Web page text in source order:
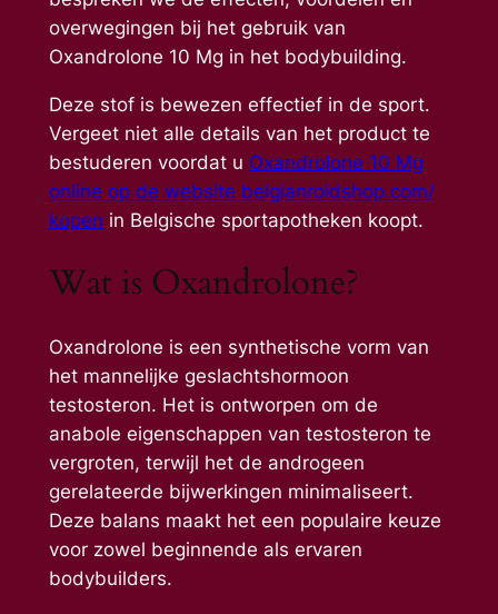
overwegingen bij het gebruik van
Oxandrolone 10 Mg in het bodybuilding.
Deze stof is bewezen effectief in de sport.
Vergeet niet alle details van het product te
bestuderen voordat u Oxandrolone 10 Mg
online op de website belgianroidshop.com/
kopen in Belgische sportapotheken koopt.
Wat is Oxandrolone?
Oxandrolone is een synthetische vorm van
het mannelijke geslachtshormoon
testosteron. Het is ontworpen om de
anabole eigenschappen van testosteron te
vergroten, terwijl het de androgeen
gerelateerde bijwerkingen minimaliseert.
Deze balans maakt het een populaire keuze
voor zowel beginnende als ervaren
bodybuilders.